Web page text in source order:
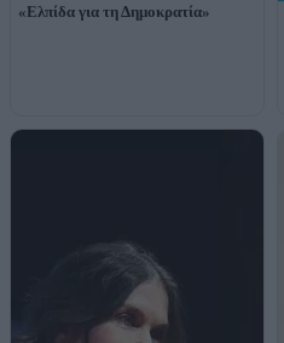
«Ελπίδα για τη Δημοκρατία»